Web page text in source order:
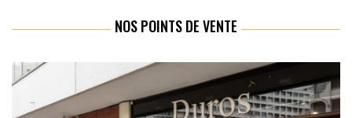
NOS POINTS DE VENTE